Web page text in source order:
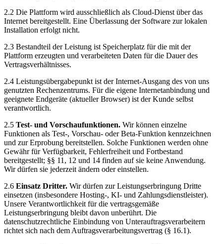
2.2 Die Plattform wird ausschließlich als Cloud-Dienst über das
Internet bereitgestellt. Eine Überlassung der Software zur lokalen
Installation erfolgt nicht.
2.3 Bestandteil der Leistung ist Speicherplatz für die mit der
Plattform erzeugten und verarbeiteten Daten für die Dauer des
Vertragsverhältnisses.
2.4 Leistungsübergabepunkt ist der Internet-Ausgang des von uns
genutzten Rechenzentrums. Für die eigene Internetanbindung und
geeignete Endgeräte (aktueller Browser) ist der Kunde selbst
verantwortlich.
2.5 Test- und Vorschaufunktionen. Wir können einzelne
Funktionen als Test-, Vorschau- oder Beta-Funktion kennzeichnen
und zur Erprobung bereitstellen. Solche Funktionen werden ohne
Gewähr für Verfügbarkeit, Fehlerfreiheit und Fortbestand
bereitgestellt; §§ 11, 12 und 14 finden auf sie keine Anwendung.
Wir dürfen sie jederzeit ändern oder einstellen.
2.6 Einsatz Dritter. Wir dürfen zur Leistungserbringung Dritte
einsetzen (insbesondere Hosting-, KI- und Zahlungsdienstleister).
Unsere Verantwortlichkeit für die vertragsgemäße
Leistungserbringung bleibt davon unberührt. Die
datenschutzrechtliche Einbindung von Unterauftragsverarbeitern
richtet sich nach dem Auftragsverarbeitungsvertrag (§ 16.1).